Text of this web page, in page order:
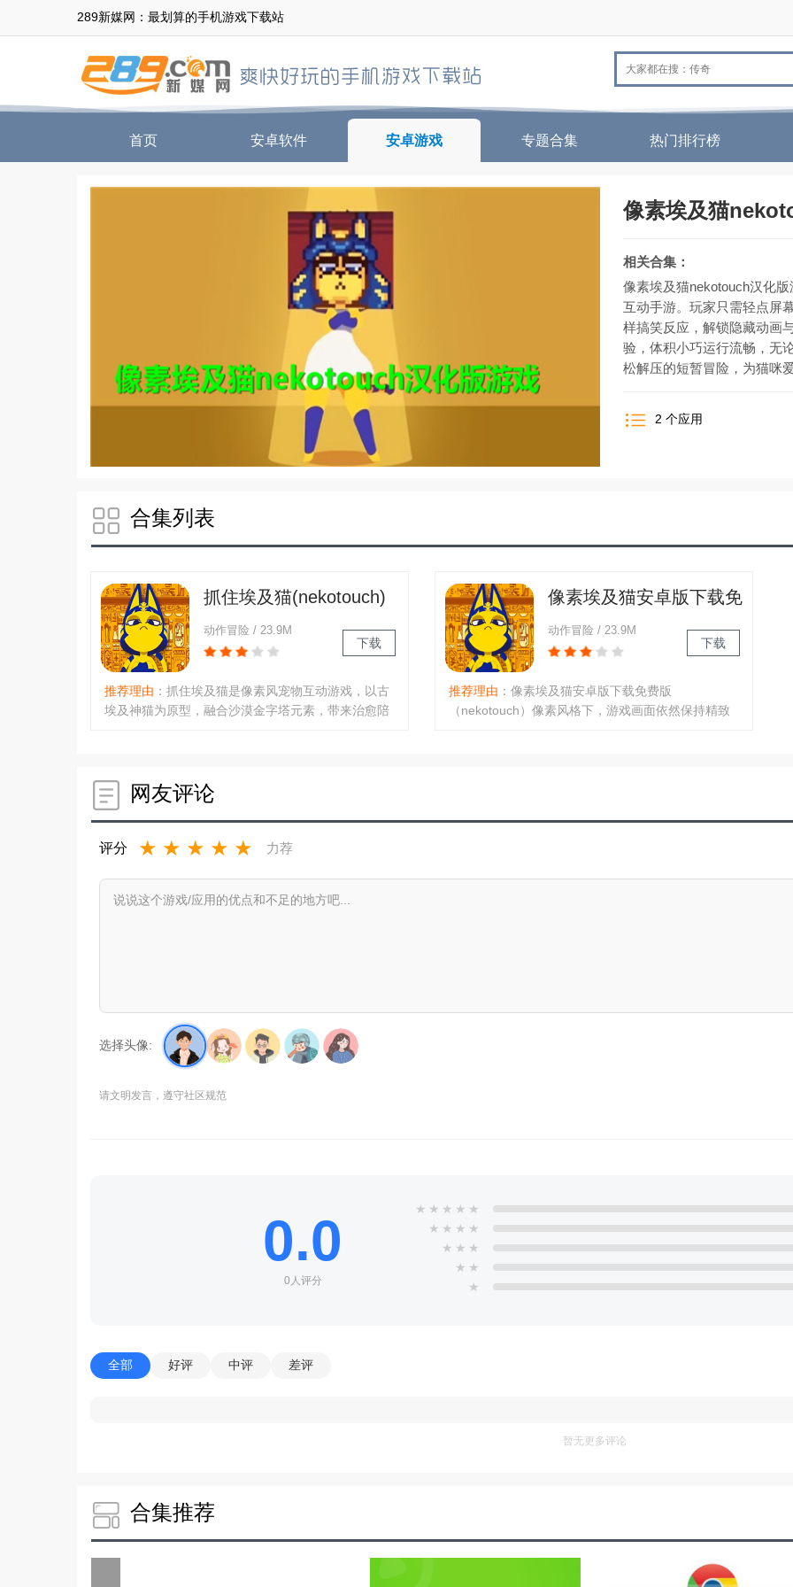
289新媒网：最划算的手机游戏下载站
首页 安卓软件 安卓游戏 专题合集 热门排行榜
像素埃及猫
相关合集：
像素埃及猫nekotouch汉化
互动手游。玩家只需轻点屏
样搞笑反应，解锁隐藏动画
验，体积小巧运行流畅，无
松解压的短暂冒险，为猫咪
2 个应用
合集列表
抓住埃及猫(nekotouch)
手机版下载安卓免费版
动作冒险 / 23.9M
下载
推荐理由 ：抓住埃及猫是像素风宠物互动游戏，以古
埃及神猫为原型，融合沙漠金字塔元素，带来治愈陪
解压。..
像素埃及猫安卓版下载免
费版（nekotouch）
动作冒险 / 23.9M
下载
推荐理由 ：像素埃及猫安卓版下载免费版
（nekotouch）像素风格下，游戏画面依然保持精致
网友评论
评分 ★ ★ ★ ★ ★ 力荐
选择头像:
请文明发言，遵守社区规范
0.0
0人评分
★ ★ ★ ★ ★
★ ★ ★ ★
★ ★ ★
★ ★
★
全部 好评 中评 差评
暂无更多评论
合集推荐